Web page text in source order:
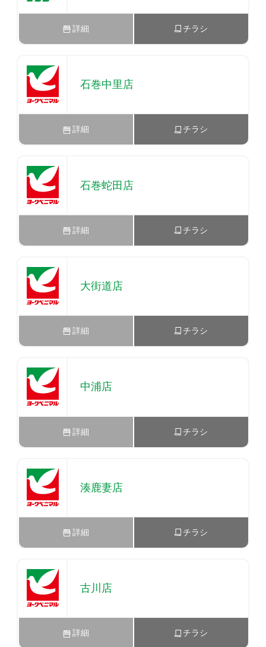
詳細 チラシ
石巻中里店
詳細 チラシ
石巻蛇田店
詳細 チラシ
大街道店
詳細 チラシ
中浦店
詳細 チラシ
湊鹿妻店
詳細 チラシ
古川店
詳細 チラシ